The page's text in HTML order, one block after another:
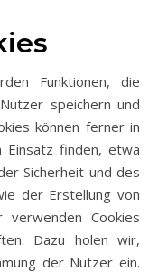
Funktionen, die
speichern und
können ferner in
Einsatz finden, etwa
Sicherheit und des
der Erstellung von
verwenden Cookies
Dazu holen wir,
der Nutzer ein.